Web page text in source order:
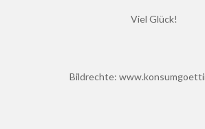
Viel Glück!
Bildrechte: